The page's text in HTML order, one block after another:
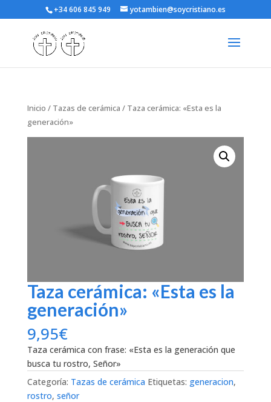
+34 606 845 949 yotambien@soycristiano.es
Inicio / Tazas de cerámica / Taza cerámica: «Esta es la
generación»
Taza cerámica: «Esta es la
generación»
9,95€
Taza cerámica con frase: «Esta es la generación que
busca tu rostro, Señor»
Categoría: Tazas de cerámica Etiquetas: generacion,
rostro, señor